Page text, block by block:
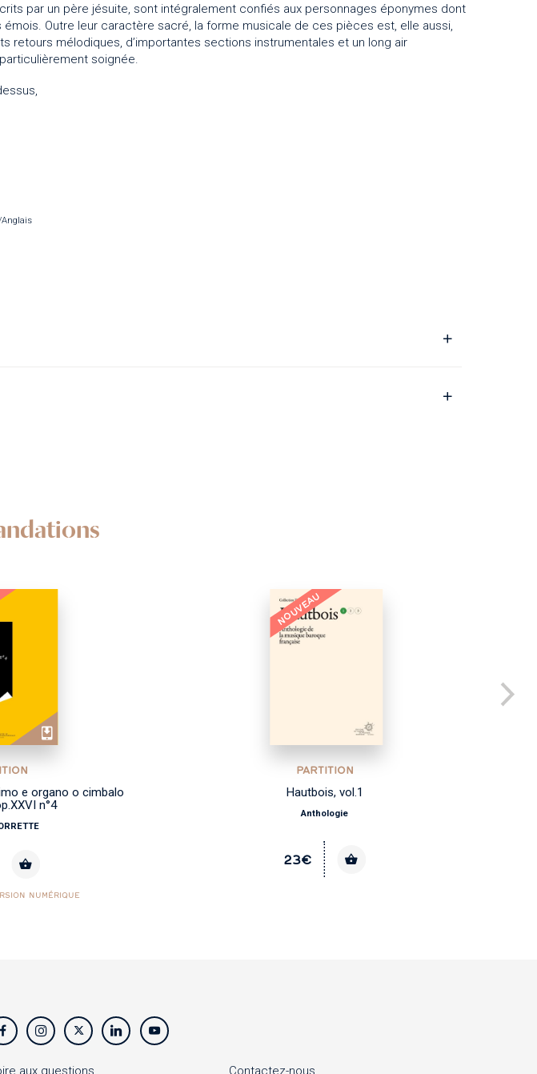
par un père jésuite, sont intégralement confiés aux personnages éponymes dont
Outre leur caractère sacré, la forme musicale de ces pièces est, elle aussi,
retours mélodiques, d’importantes sections instrumentales et un long air
soignée.
e organo o cimbalo
n°4
NUMÉRIQUE
NOUVEAU
PARTITION
Hautbois, vol.1
Anthologie
23€
aux questions Contactez-nous